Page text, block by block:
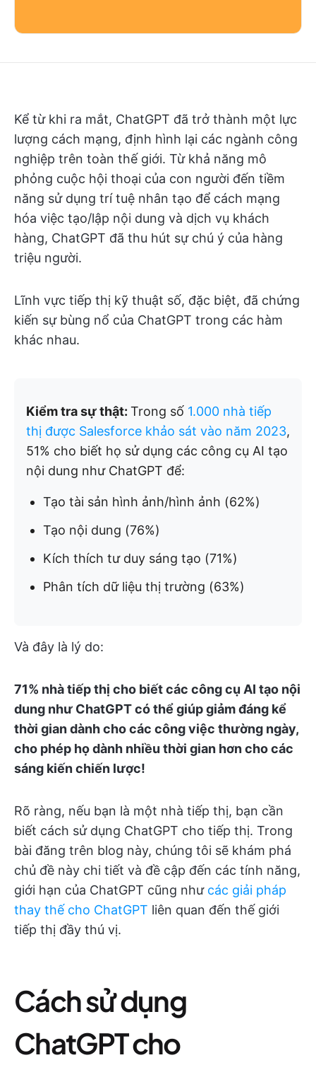
Kể từ khi ra mắt, ChatGPT đã trở thành một lực
lượng cách mạng, định hình lại các ngành công
nghiệp trên toàn thế giới. Từ khả năng mô
phỏng cuộc hội thoại của con người đến tiềm
năng sử dụng trí tuệ nhân tạo để cách mạng
hóa việc tạo/lập nội dung và dịch vụ khách
hàng, ChatGPT đã thu hút sự chú ý của hàng
triệu người.
Lĩnh vực tiếp thị kỹ thuật số, đặc biệt, đã chứng
kiến sự bùng nổ của ChatGPT trong các hàm
khác nhau.
Kiểm tra sự thật: Trong số 1.000 nhà tiếp
thị được Salesforce khảo sát vào năm 2023,
51% cho biết họ sử dụng các công cụ AI tạo
nội dung như ChatGPT để:
Tạo tài sản hình ảnh/hình ảnh (62%)
Tạo nội dung (76%)
Kích thích tư duy sáng tạo (71%)
Phân tích dữ liệu thị trường (63%)
Và đây là lý do:
71% nhà tiếp thị cho biết các công cụ AI tạo nội
dung như ChatGPT có thể giúp giảm đáng kể
thời gian dành cho các công việc thường ngày,
cho phép họ dành nhiều thời gian hơn cho các
sáng kiến chiến lược!
Rõ ràng, nếu bạn là một nhà tiếp thị, bạn cần
biết cách sử dụng ChatGPT cho tiếp thị. Trong
bài đăng trên blog này, chúng tôi sẽ khám phá
chủ đề này chi tiết và đề cập đến các tính năng,
giới hạn của ChatGPT cũng như các giải pháp
thay thế cho ChatGPT liên quan đến thế giới
tiếp thị đầy thú vị.
Cách sử dụng
ChatGPT cho